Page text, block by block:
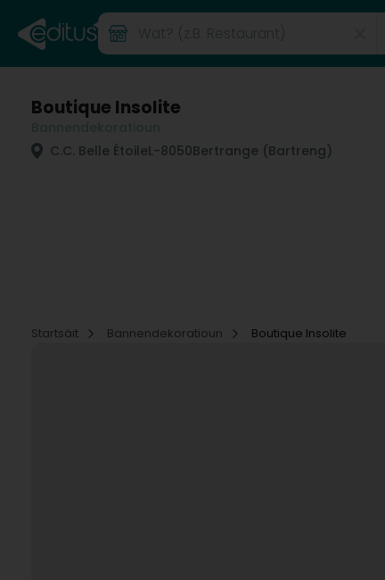
Boutique Insolite
C.C. Belle ÉtoileL-8050Bertrange (Bartreng)
Startsäit
Bannendekoratioun Boutique Insolite